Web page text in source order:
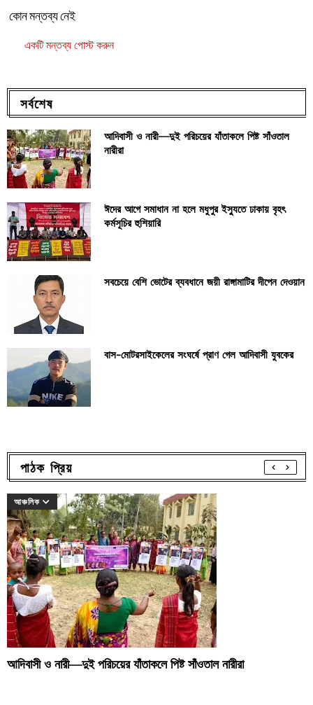
কোন মন্তব্য নেই
একটি মন্তব্য পোস্ট করুন
সর্বশেষ
আদিবাসী ও নারী—দুই পরিচয়ের যাঁতাকলে পিষ্ট সাঁওতাল
নারীরা
ঈদের আগে সমাধান না হলে মধুপুর ইস্যুতে ঢাকায় বৃহৎ
কর্মসূচির হুশিয়ারি
সবচেয়ে বেশি ভোটের ব্যবধানে জয়ী রাঙ্গামাটির দীপেন দেওয়ান
বাস-মোটরসাইকেলের সংঘর্ষে প্রাণ গেল আদিবাসী যুবকের
পাঠক প্রিয়
আঞ্চলিক
আদিবাসী ও নারী—দুই পরিচয়ের যাঁতাকলে পিষ্ট সাঁওতাল নারীরা